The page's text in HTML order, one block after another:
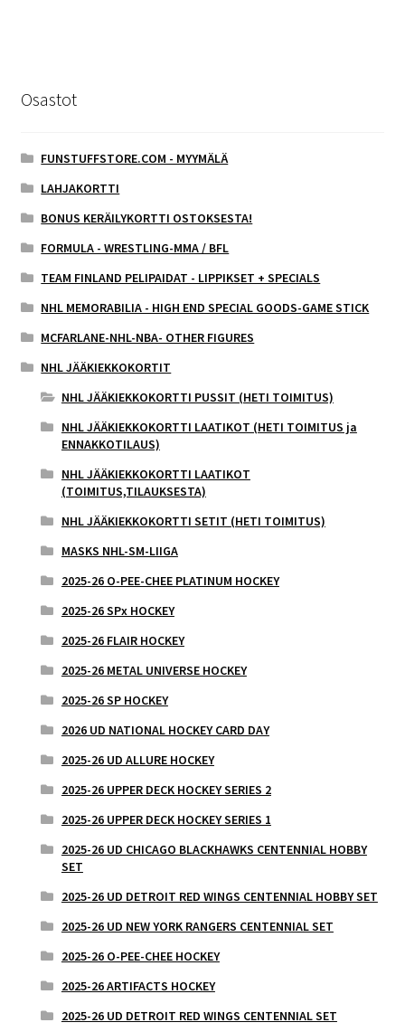
Osastot
FUNSTUFFSTORE.COM - MYYMÄLÄ
LAHJAKORTTI
BONUS KERÄILYKORTTI OSTOKSESTA!
FORMULA - WRESTLING-MMA / BFL
TEAM FINLAND PELIPAIDAT - LIPPIKSET + SPECIALS
NHL MEMORABILIA - HIGH END SPECIAL GOODS-GAME STICK
MCFARLANE-NHL-NBA- OTHER FIGURES
NHL JÄÄKIEKKOKORTIT
NHL JÄÄKIEKKOKORTTI PUSSIT (HETI TOIMITUS)
NHL JÄÄKIEKKOKORTTI LAATIKOT (HETI TOIMITUS ja
ENNAKKOTILAUS)
NHL JÄÄKIEKKOKORTTI LAATIKOT
(TOIMITUS,TILAUKSESTA)
NHL JÄÄKIEKKOKORTTI SETIT (HETI TOIMITUS)
MASKS NHL-SM-LIIGA
2025-26 O-PEE-CHEE PLATINUM HOCKEY
2025-26 SPx HOCKEY
2025-26 FLAIR HOCKEY
2025-26 METAL UNIVERSE HOCKEY
2025-26 SP HOCKEY
2026 UD NATIONAL HOCKEY CARD DAY
2025-26 UD ALLURE HOCKEY
2025-26 UPPER DECK HOCKEY SERIES 2
2025-26 UPPER DECK HOCKEY SERIES 1
2025-26 UD CHICAGO BLACKHAWKS CENTENNIAL HOBBY
SET
2025-26 UD DETROIT RED WINGS CENTENNIAL HOBBY SET
2025-26 UD NEW YORK RANGERS CENTENNIAL SET
2025-26 O-PEE-CHEE HOCKEY
2025-26 ARTIFACTS HOCKEY
2025-26 UD DETROIT RED WINGS CENTENNIAL SET